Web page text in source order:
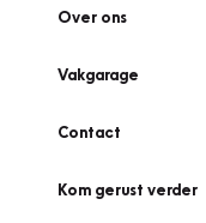
Over ons
Vakgarage
Contact
Kom gerust verder